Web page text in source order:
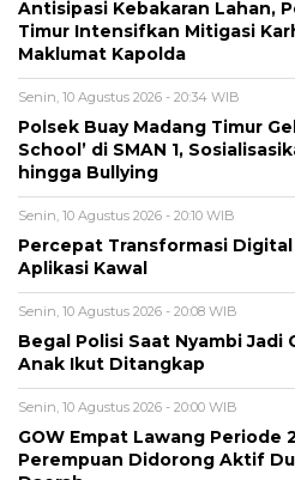
Antisipasi Kebakaran Lahan,
Timur Intensifkan Mitigasi
Maklumat Kapolda
Senin, 10 Agustus 2026 - 20:34 WIB
Polsek Buay Madang Timur
School’ di SMAN 1,
hingga Bullying
Senin, 10 Agustus 2026 - 20:10 WIB
Percepat Transformasi
Aplikasi Kawal
Senin, 10 Agustus 2026 - 20:08 WIB
Begal Polisi Saat Nyambi Jadi
Anak Ikut Ditangkap
Senin, 10 Agustus 2026 - 20:00 WIB
GOW Empat Lawang Periode
Perempuan Didorong Aktif